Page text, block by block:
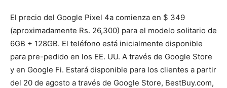
El precio del Google Pixel 4a comienza en $ 349
(aproximadamente Rs. 26,300) para el modelo solitario de
6GB + 128GB. El teléfono está inicialmente disponible
para pre-pedido en los EE. UU. A través de Google Store
y en Google Fi. Estará disponible para los clientes a partir
del 20 de agosto a través de Google Store, BestBuy.com,